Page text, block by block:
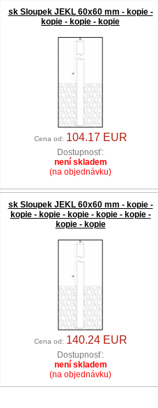
sk Sloupek JEKL 60x60 mm - kopie -
kopie - kopie - kopie
Cena od: 104.17 EUR
Dostupnosť:
není skladem
(na objednávku)
sk Sloupek JEKL 60x60 mm - kopie -
kopie - kopie - kopie - kopie - kopie -
kopie - kopie
Cena od: 140.24 EUR
Dostupnosť:
není skladem
(na objednávku)